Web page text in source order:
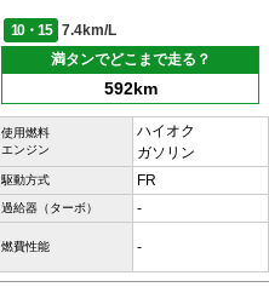
10・15
7.4km/L
満タンでどこまで走る？
592km
使用燃料
エンジン
ハイオク
ガソリン
駆動方式 FR
過給器（ターボ） -
燃費性能 -